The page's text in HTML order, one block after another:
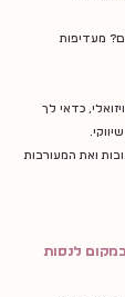
מעדיפות
כדאי לך
ואת המעורבות
לנסות